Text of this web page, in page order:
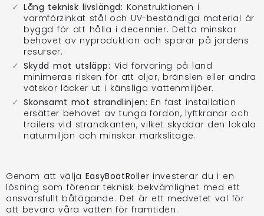
Lång teknisk livslängd: Konstruktionen i
varmförzinkat stål och UV-beständiga material är
byggd för att hålla i decennier. Detta minskar
behovet av nyproduktion och sparar på jordens
resurser.
Skydd mot utsläpp: Vid förvaring på land
minimeras risken för att oljor, bränslen eller andra
vätskor läcker ut i känsliga vattenmiljöer.
Skonsamt mot strandlinjen: En fast installation
ersätter behovet av tunga fordon, lyftkranar och
trailers vid strandkanten, vilket skyddar den lokala
naturmiljön och minskar markslitage.
Genom att välja EasyBoatRoller investerar du i en
lösning som förenar teknisk bekvämlighet med ett
ansvarsfullt båtägande. Det är ett medvetet val för
att bevara våra vatten för framtiden.